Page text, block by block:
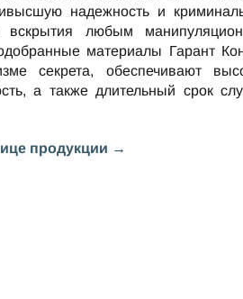
надежность и
вскрытия любым
материалы Гарант
секрета, обеспечивают
а также длительный срок
продукции →